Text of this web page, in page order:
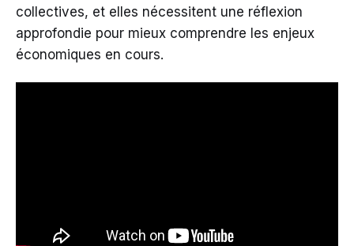
collectives, et elles nécessitent une réflexion
approfondie pour mieux comprendre les enjeux
économiques en cours.